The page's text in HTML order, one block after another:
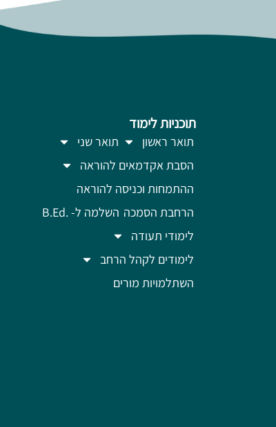
תוכניות לימוד
תואר ראשון
תואר שני
הסבת אקדמאים להוראה
ההתמחות וכניסה להוראה
הרחבת הסמכה השלמה ל- .B.Ed
לימודי תעודה
לימודים לקהל הרחב
השתלמויות מורים